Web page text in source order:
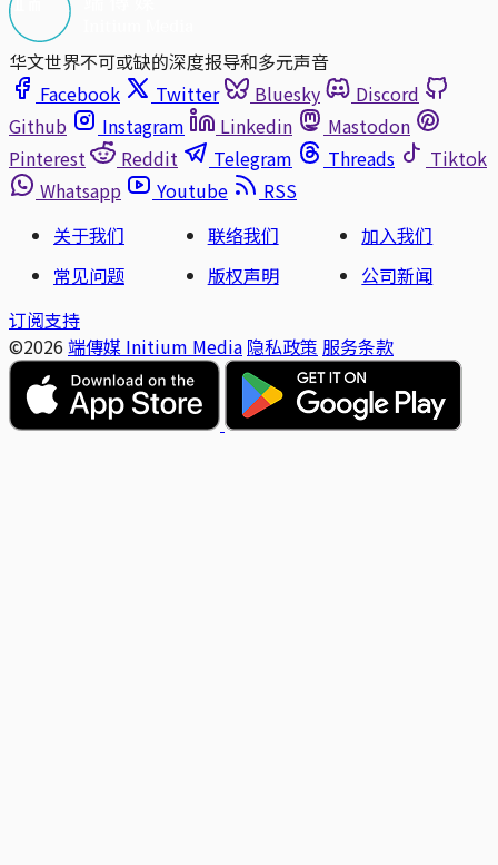
华文世界不可或缺的深度报导和多元声音
Facebook
Twitter Bluesky
Discord
Github
Instagram Linkedin
Mastodon
Pinterest
Reddit Telegram Threads
Tiktok
Whatsapp
Youtube
RSS
关于我们
联络我们
加入我们
常见问题
版权声明
公司新闻
订阅支持
©2026 端傳媒 Initium Media 隐私政策 服务条款